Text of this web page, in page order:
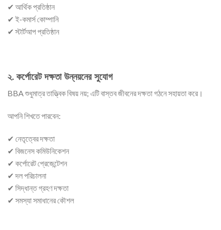
✔ আর্থিক প্রতিষ্ঠান
✔ ই-কমার্স কোম্পানি
✔ স্টার্টআপ প্রতিষ্ঠান
২. কর্পোরেট দক্ষতা উন্নয়নের সুযোগ
BBA শুধুমাত্র তাত্ত্বিক বিষয় নয়; এটি বাস্তব জীবনের দক্ষতা গঠনে সহায়তা করে।
আপনি শিখতে পারবেন:
✔ নেতৃত্বের দক্ষতা
✔ বিজনেস কমিউনিকেশন
✔ কর্পোরেট প্রেজেন্টেশন
✔ দল পরিচালনা
✔ সিদ্ধান্ত গ্রহণ দক্ষতা
✔ সমস্যা সমাধানের কৌশল